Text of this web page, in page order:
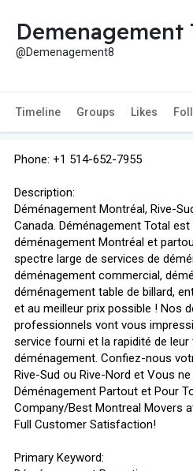
Demenagement
@Demenagement8
Timeline Groups Likes
Phone: +1 514-652-7955
Description:
Déménagement Montréal, Rive-
Canada. Déménagement Total
déménagement Montréal et
spectre large de services de
déménagement commercial,
déménagement table de billard,
et au meilleur prix possible ! Nos
professionnels vont vous
service fourni et la rapidité de
déménagement. Confiez-nous
Rive-Sud ou Rive-Nord et Vous
Déménagement Partout et Pour
Company/Best Montreal Movers
Full Customer Satisfaction!
Primary Keyword: